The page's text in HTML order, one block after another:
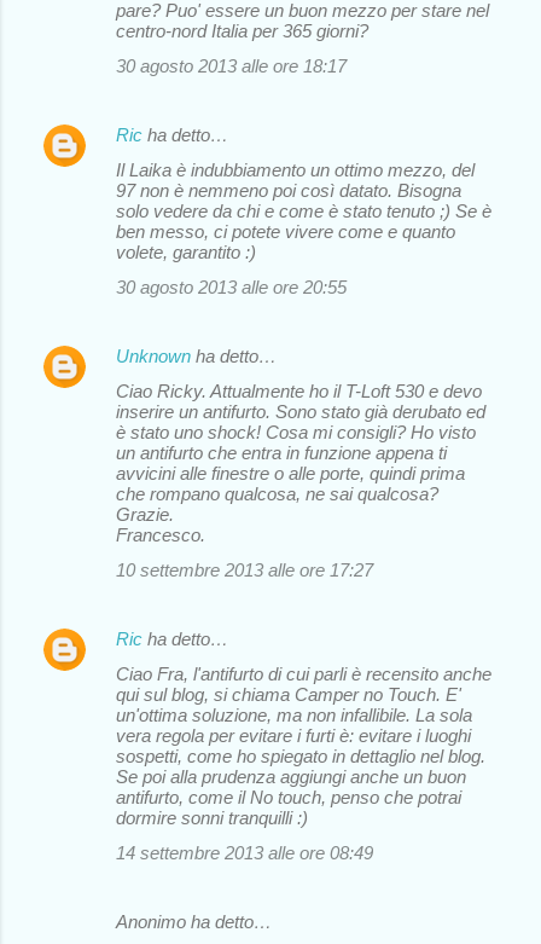
pare? Puo' essere un buon mezzo per stare nel
centro-nord Italia per 365 giorni?
30 agosto 2013 alle ore 18:17
Ric ha detto…
Il Laika è indubbiamento un ottimo mezzo, del
97 non è nemmeno poi così datato. Bisogna
solo vedere da chi e come è stato tenuto ;) Se è
ben messo, ci potete vivere come e quanto
volete, garantito :)
30 agosto 2013 alle ore 20:55
Unknown ha detto…
Ciao Ricky. Attualmente ho il T-Loft 530 e devo
inserire un antifurto. Sono stato già derubato ed
è stato uno shock! Cosa mi consigli? Ho visto
un antifurto che entra in funzione appena ti
avvicini alle finestre o alle porte, quindi prima
che rompano qualcosa, ne sai qualcosa?
Grazie.
Francesco.
10 settembre 2013 alle ore 17:27
Ric ha detto…
Ciao Fra, l'antifurto di cui parli è recensito anche
qui sul blog, si chiama Camper no Touch. E'
un'ottima soluzione, ma non infallibile. La sola
vera regola per evitare i furti è: evitare i luoghi
sospetti, come ho spiegato in dettaglio nel blog.
Se poi alla prudenza aggiungi anche un buon
antifurto, come il No touch, penso che potrai
dormire sonni tranquilli :)
14 settembre 2013 alle ore 08:49
Anonimo ha detto…